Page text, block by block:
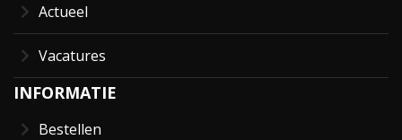
Actueel
Vacatures
INFORMATIE
Bestellen